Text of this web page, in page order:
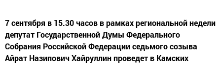
7 сентября в 15.30 часов в рамках региональной недели
депутат Государственной Думы Федерального
Собрания Российской Федерации седьмого созыва
Айрат Назипович Хайруллин проведет в Камских